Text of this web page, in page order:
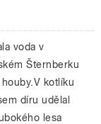
voda v
Šternberku
kotlíku
díru udělal
lesa